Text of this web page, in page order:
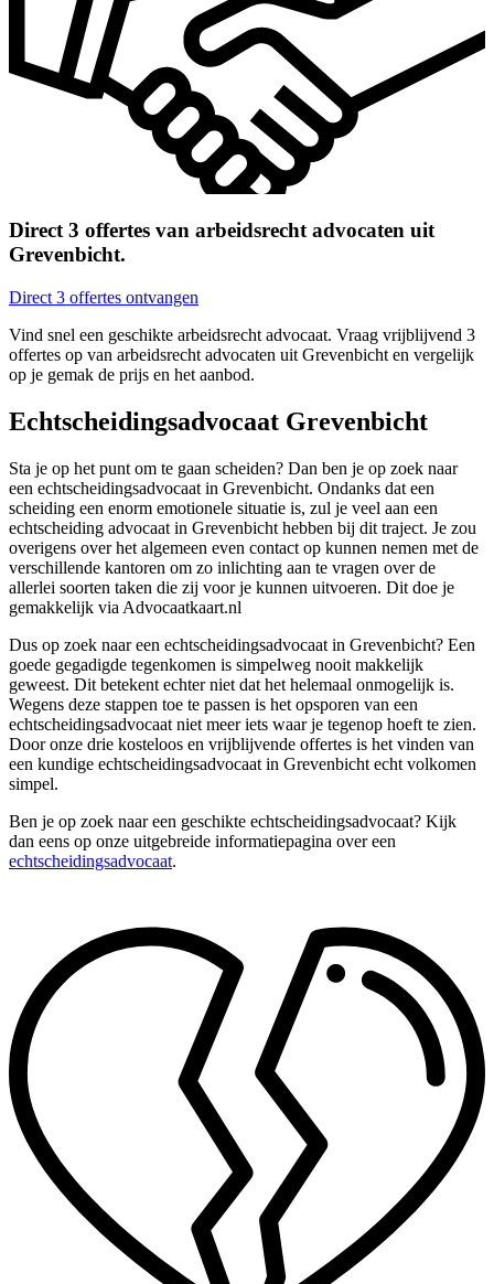
Direct 3 offertes van arbeidsrecht advocaten uit
Grevenbicht.
Direct 3 offertes ontvangen
Vind snel een geschikte arbeidsrecht advocaat. Vraag vrijblijvend 3
offertes op van arbeidsrecht advocaten uit Grevenbicht en vergelijk
op je gemak de prijs en het aanbod.
Echtscheidingsadvocaat Grevenbicht
Sta je op het punt om te gaan scheiden? Dan ben je op zoek naar
een echtscheidingsadvocaat in Grevenbicht. Ondanks dat een
scheiding een enorm emotionele situatie is, zul je veel aan een
echtscheiding advocaat in Grevenbicht hebben bij dit traject. Je zou
overigens over het algemeen even contact op kunnen nemen met de
verschillende kantoren om zo inlichting aan te vragen over de
allerlei soorten taken die zij voor je kunnen uitvoeren. Dit doe je
gemakkelijk via Advocaatkaart.nl
Dus op zoek naar een echtscheidingsadvocaat in Grevenbicht? Een
goede gegadigde tegenkomen is simpelweg nooit makkelijk
geweest. Dit betekent echter niet dat het helemaal onmogelijk is.
Wegens deze stappen toe te passen is het opsporen van een
echtscheidingsadvocaat niet meer iets waar je tegenop hoeft te zien.
Door onze drie kosteloos en vrijblijvende offertes is het vinden van
een kundige echtscheidingsadvocaat in Grevenbicht echt volkomen
simpel.
Ben je op zoek naar een geschikte echtscheidingsadvocaat? Kijk
dan eens op onze uitgebreide informatiepagina over een
echtscheidingsadvocaat.